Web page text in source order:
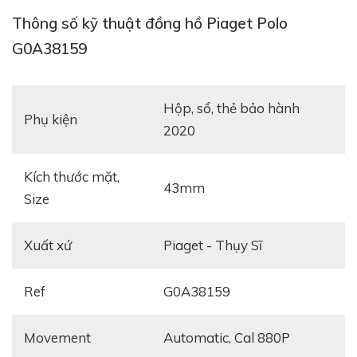
Coussin Perpetual Calendar
Thông số kỹ thuật đồng hồ Piaget Polo
G0A38159
Phụ kiện
hộp, sổ, thẻ bảo hành
2020
Kích thước mặt,
Size
43mm
Xuất xứ Piaget - Thụy Sĩ
Ref G0A38159
Movement automatic, Cal 880P